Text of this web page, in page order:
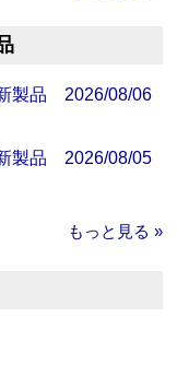
製品 2026/08/06
製品 2026/08/05
もっと見る »